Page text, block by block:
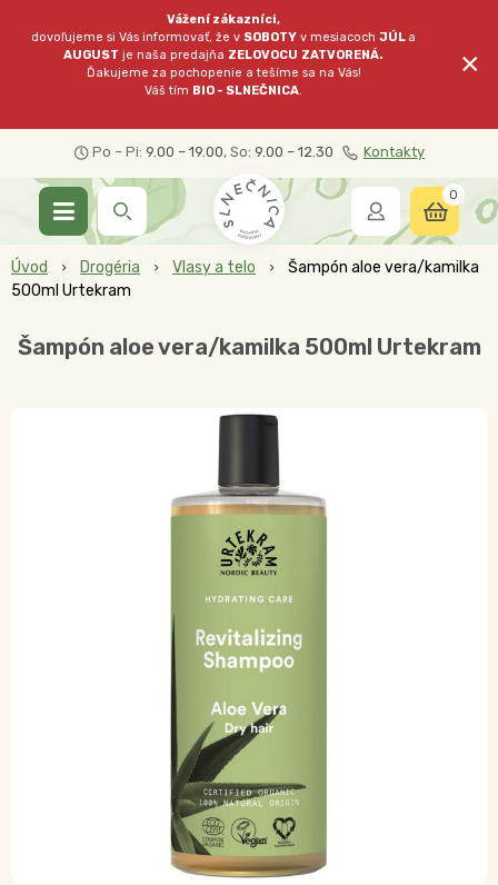
Vážení zákazníci,
dovoľujeme si Vás informovať, že v SOBOTY v mesiacochJÚL a
AUGUST je naša predajňa ZELOVOCU ZATVORENÁ.
Ďakujeme za pochopenie a tešíme sa na Vás!
Váš tím BIO - SLNEČNICA.
×
Po – Pi: 9.00 – 19.00, So: 9.00 – 12.30 Kontakty
0
Úvod Drogéria Vlasy a telo
Šampón aloe vera/kamilka
500ml Urtekram
Šampón aloe vera/kamilka 500ml Urtekram